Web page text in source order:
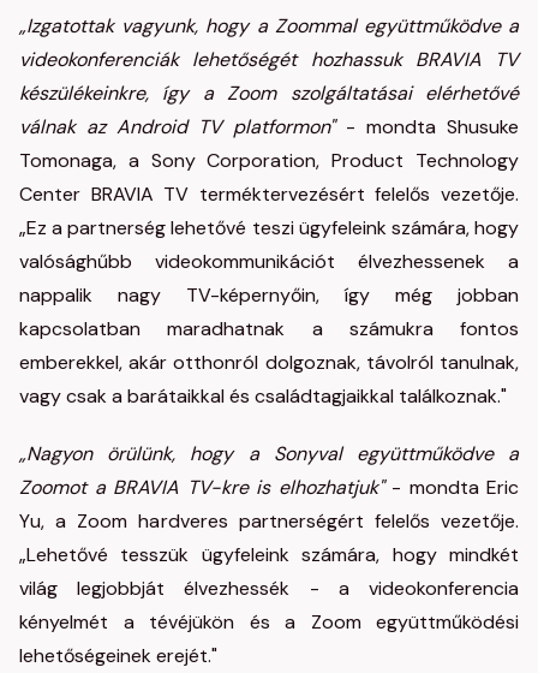
„Izgatottak vagyunk, hogy a Zoommal együttműködve a
videokonferenciák lehetőségét hozhassuk BRAVIA TV
készülékeinkre, így a Zoom szolgáltatásai elérhetővé
válnak az Android TV platformon"- mondta Shusuke
Tomonaga, a Sony Corporation, Product Technology
Center BRAVIA TV terméktervezésért felelős vezetője.
„Ez a partnerség lehetővé teszi ügyfeleink számára, hogy
valósághűbb videokommunikációt élvezhessenek a
nappalik nagy TV-képernyőin, így még jobban
kapcsolatban maradhatnak a számukra fontos
emberekkel, akár otthonról dolgoznak, távolról tanulnak,
vagy csak a barátaikkal és családtagjaikkal találkoznak."
„Nagyon örülünk, hogy a Sonyval együttműködve a
Zoomot a BRAVIA TV-kre is elhozhatjuk"- mondta Eric
Yu, a Zoom hardveres partnerségért felelős vezetője.
„Lehetővé tesszük ügyfeleink számára, hogy mindkét
világ legjobbját élvezhessék - a videokonferencia
kényelmét a tévéjükön és a Zoom együttműködési
lehetőségeinek erejét."